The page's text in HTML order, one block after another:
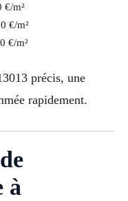
€/m²
€/m²
€/m²
précis, une
rapidement.
à